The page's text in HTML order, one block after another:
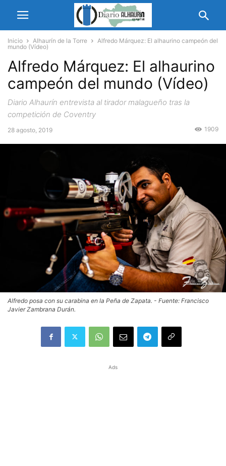
Inicio Alhaurín de la Torre
Alfredo Márquez: El alhaurino campeón del
mundo (Vídeo)
Alfredo Márquez: El alhaurino
campeón del mundo (Vídeo)
Diario Alhaurín entrevista al tirador malagueño tras la
competición de Coventry
28 agosto, 2019 1909
Alfredo posa con su carabina en la Peña de Zapata. - Fuente: Francisco
Javier Zambrana Durán.
Ads